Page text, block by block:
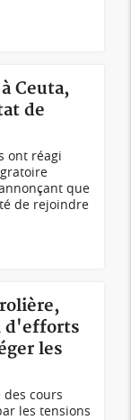
Ceuta,
de
ont réagi
que
de rejoindre
d'efforts
les
cours
les tensions